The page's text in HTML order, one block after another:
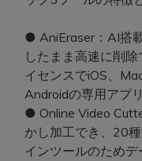
● AniEraser：AI搭
したまま高速に削
イセンスでiOS、
Androidの専用アプ
● Online Video
かし加工でき、20
インツールのためデ